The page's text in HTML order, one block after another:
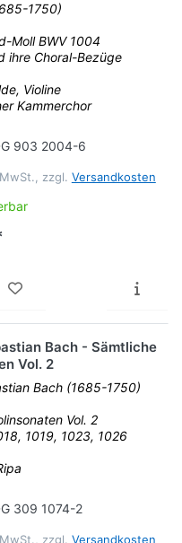
1750)
Moll BWV 1004
ihre Choral-Bezüge
Violine
Kammerchor
903 2004-6
zzgl. Versandkosten
Bach - Sämtliche
Vol. 2
Bach (1685-1750)
Vol. 2
1019, 1023, 1026
309 1074-2
zzgl. Versandkosten